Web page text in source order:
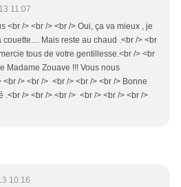
11:07
<br /> <br /> <br /> Oui, ça va mieux , je
Mais reste au chaud .<br /> <br
tous de votre gentillesse.<br /> <br
Madame Zouave !!! Vous nous
<br /> <br /> <br /> <br /> <br /> Bonne
.<br /> <br /> <br /> <br /> <br /> <br />
10:16